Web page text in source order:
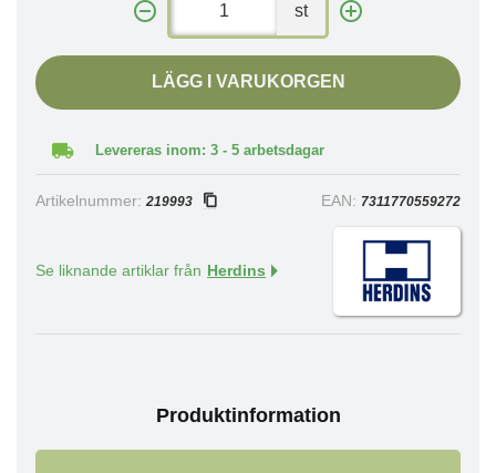
st
LÄGG I VARUKORGEN
Levereras inom: 3 - 5 arbetsdagar
Artikelnummer: 219993 EAN: 7311770559272
Se liknande artiklar från Herdins
Produktinformation